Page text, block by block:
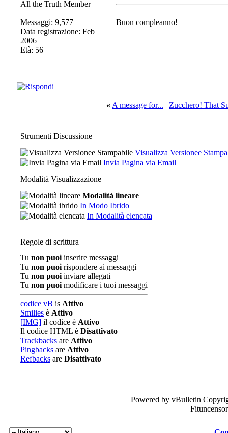
All the Truth Member
Messaggi: 9,577
Data registrazione: Feb
2006
Età: 56
Buon compleanno!
« A message for... | Zucchero! That
Strumenti Discussione
Visualizza Versionee
Invia Pagina via Email
Modalità Visualizzazione
Modalità lineare
In Modo Ibrido
In Modalità elencata
Regole di scrittura
Tu non puoi inserire messaggi
Tu non puoi rispondere ai messaggi
Tu non puoi inviare allegati
Tu non puoi modificare i tuoi messaggi
codice vB is Attivo
Smilies è Attivo
[IMG] il codice è Attivo
Il codice HTML è Disattivato
Trackbacks are Attivo
Pingbacks are Attivo
Refbacks are Disattivato
Powered by vBulletin